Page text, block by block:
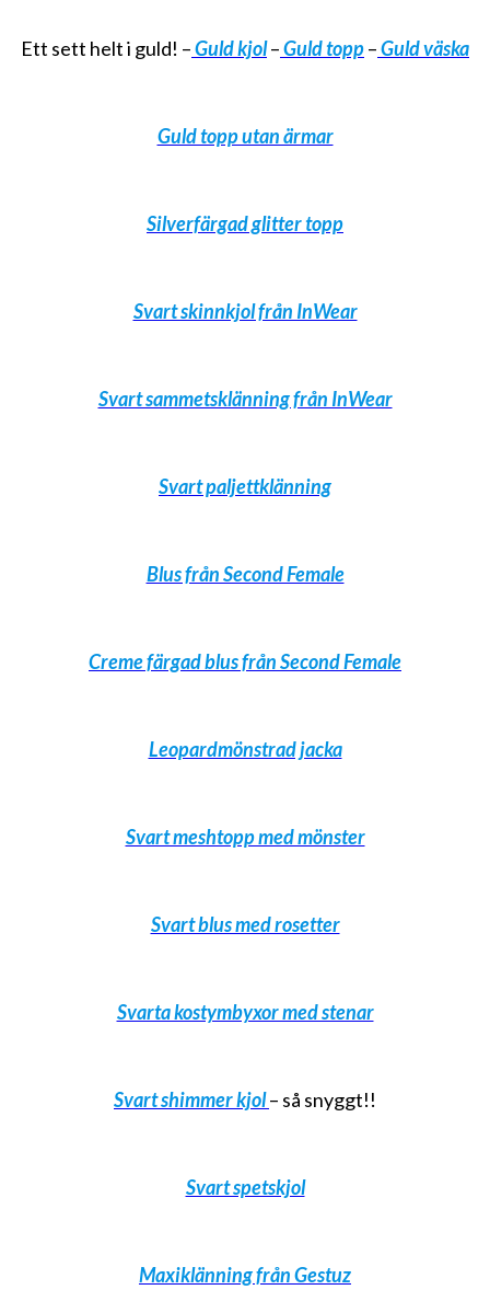
Ett sett helt i guld! –Guld kjol–Guld topp–Guld väska
Guld topp utan ärmar
Silverfärgad glitter topp
Svart skinnkjol från InWear
Svart sammetsklänning från InWear
Svart paljettklänning
Blus från Second Female
Creme färgad blus från Second Female
Leopardmönstrad jacka
Svart meshtopp med mönster
Svart blus med rosetter
Svarta kostymbyxor med stenar
Svart shimmer kjol– så snyggt!!
Svart spetskjol
Maxiklänning från Gestuz